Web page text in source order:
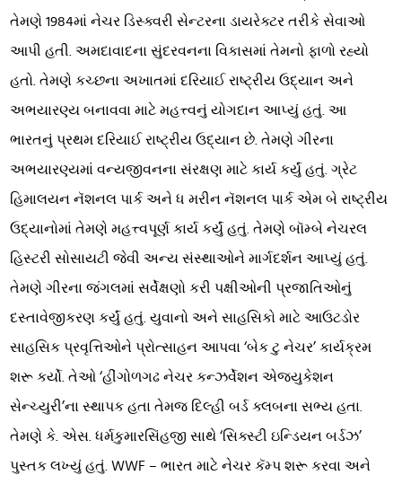
તેમણે 1984માં નેચર ડિસ્ક્વરી સેન્ટરના ડાયરેક્ટર તરીકે સેવાઓ
આપી હતી. અમદાવાદના સુંદરવનના વિકાસમાં તેમનો ફાળો રહ્યો
હતો. તેમણે કચ્છના અખાતમાં દરિયાઈ રાષ્ટ્રીય ઉદ્યાન અને
અભયારણ્ય બનાવવા માટે મહત્ત્વનું યોગદાન આપ્યું હતું. આ
ભારતનું પ્રથમ દરિયાઈ રાષ્ટ્રીય ઉદ્યાન છે. તેમણે ગીરના
અભયારણ્યમાં વન્યજીવનના સંરક્ષણ માટે કાર્ય કર્યું હતું. ગ્રેટ
હિમાલયન નૅશનલ પાર્ક અને ધ મરીન નૅશનલ પાર્ક એમ બે રાષ્ટ્રીય
ઉદ્યાનોમાં તેમણે મહત્ત્વપૂર્ણ કાર્ય કર્યું હતું. તેમણે બૉમ્બે નેચરલ
હિસ્ટરી સોસાયટી જેવી અન્ય સંસ્થાઓને માર્ગદર્શન આપ્યું હતું.
તેમણે ગીરના જંગલમાં સર્વેક્ષણો કરી પક્ષીઓની પ્રજાતિઓનું
દસ્તાવેજીકરણ કર્યું હતું. યુવાનો અને સાહસિકો માટે આઉટડોર
સાહસિક પ્રવૃત્તિઓને પ્રોત્સાહન આપવા ‘બેક ટુ નેચર’ કાર્યક્રમ
શરૂ કર્યો. તેઓ ‘હીંગોળગઢ નેચર કન્ઝર્વેશન એજ્યુકેશન
સેન્ચ્યુરી’ના સ્થાપક હતા તેમજ દિલ્હી બર્ડ ક્લબના સભ્ય હતા.
તેમણે કે. એસ. ધર્મકુમારસિંહજી સાથે ‘સિક્સ્ટી ઇન્ડિયન બર્ડઝ’
પુસ્તક લખ્યું હતું. WWF – ભારત માટે નેચર કૅમ્પ શરૂ કરવા અને